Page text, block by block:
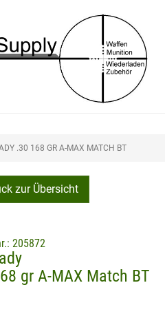
.30 168 GR A-MAX MATCH BT
zur Übersicht
205872
gr A-MAX Match BT